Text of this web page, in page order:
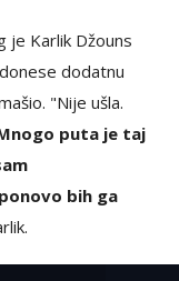
je Karlik Džouns
dodatnu
"Nije ušla.
puta je taj
bih ga